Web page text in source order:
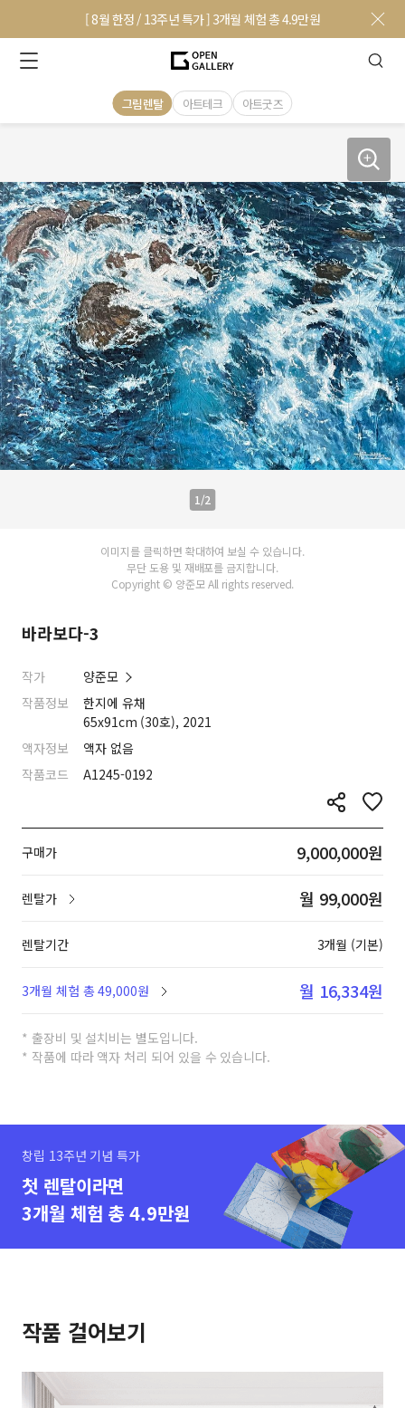
[ 8월 한정 / 13주년 특가 ] 3개월 체험 총 4.9만원
그림렌탈 아트테크 아트굿즈
1/2
이미지를 클릭하면 확대하여 보실 수 있습니다.
무단 도용 및 재배포를 금지합니다.
Copyright © 양준모 All rights reserved.
바라보다-3
작가
양준모
작품정보
한지에 유채
65x91cm (30호), 2021
액자정보
액자 없음
작품코드
A1245-0192
구매가 9,000,000원
렌탈가 월 99,000원
렌탈기간 3개월 (기본)
3개월 체험 총 49,000원 월 16,334원
* 출장비 및 설치비는 별도입니다.
* 작품에 따라 액자 처리 되어 있을 수 있습니다.
창립 13주년 기념 특가
첫 렌탈이라면
3개월 체험 총 4.9만원
작품 걸어보기